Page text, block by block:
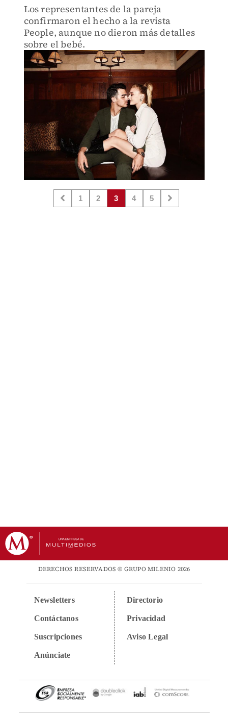
Los representantes de la pareja
confirmaron el hecho a la revista
People, aunque no dieron más detalles
sobre el bebé.
1 2 3 4 5
DERECHOS RESERVADOS © GRUPO MILENIO 2026
Newsletters
Contáctanos
Suscripciones
Anúnciate
Directorio
Privacidad
Aviso Legal